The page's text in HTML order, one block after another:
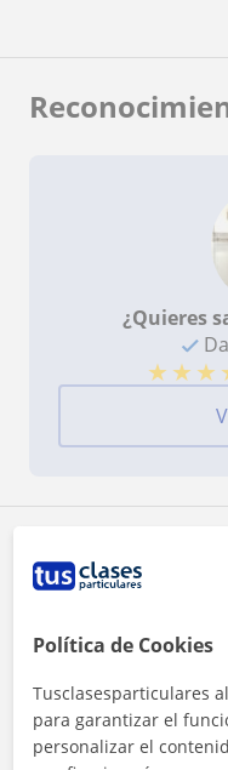
¿Quieres
★ ★ ★
Zona de
+ −
Política de Cookies
Tusclasesparticulares
para garantizar el
personalizar el